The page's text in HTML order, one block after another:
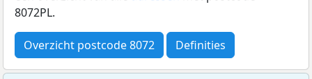
8072PL.
Overzicht postcode 8072 Definities